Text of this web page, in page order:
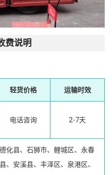
费说明
轻货价格 运输时效
电话咨询 2-7天
化县、石狮市、鲤城区、永春
、安溪县、丰泽区、泉港区、